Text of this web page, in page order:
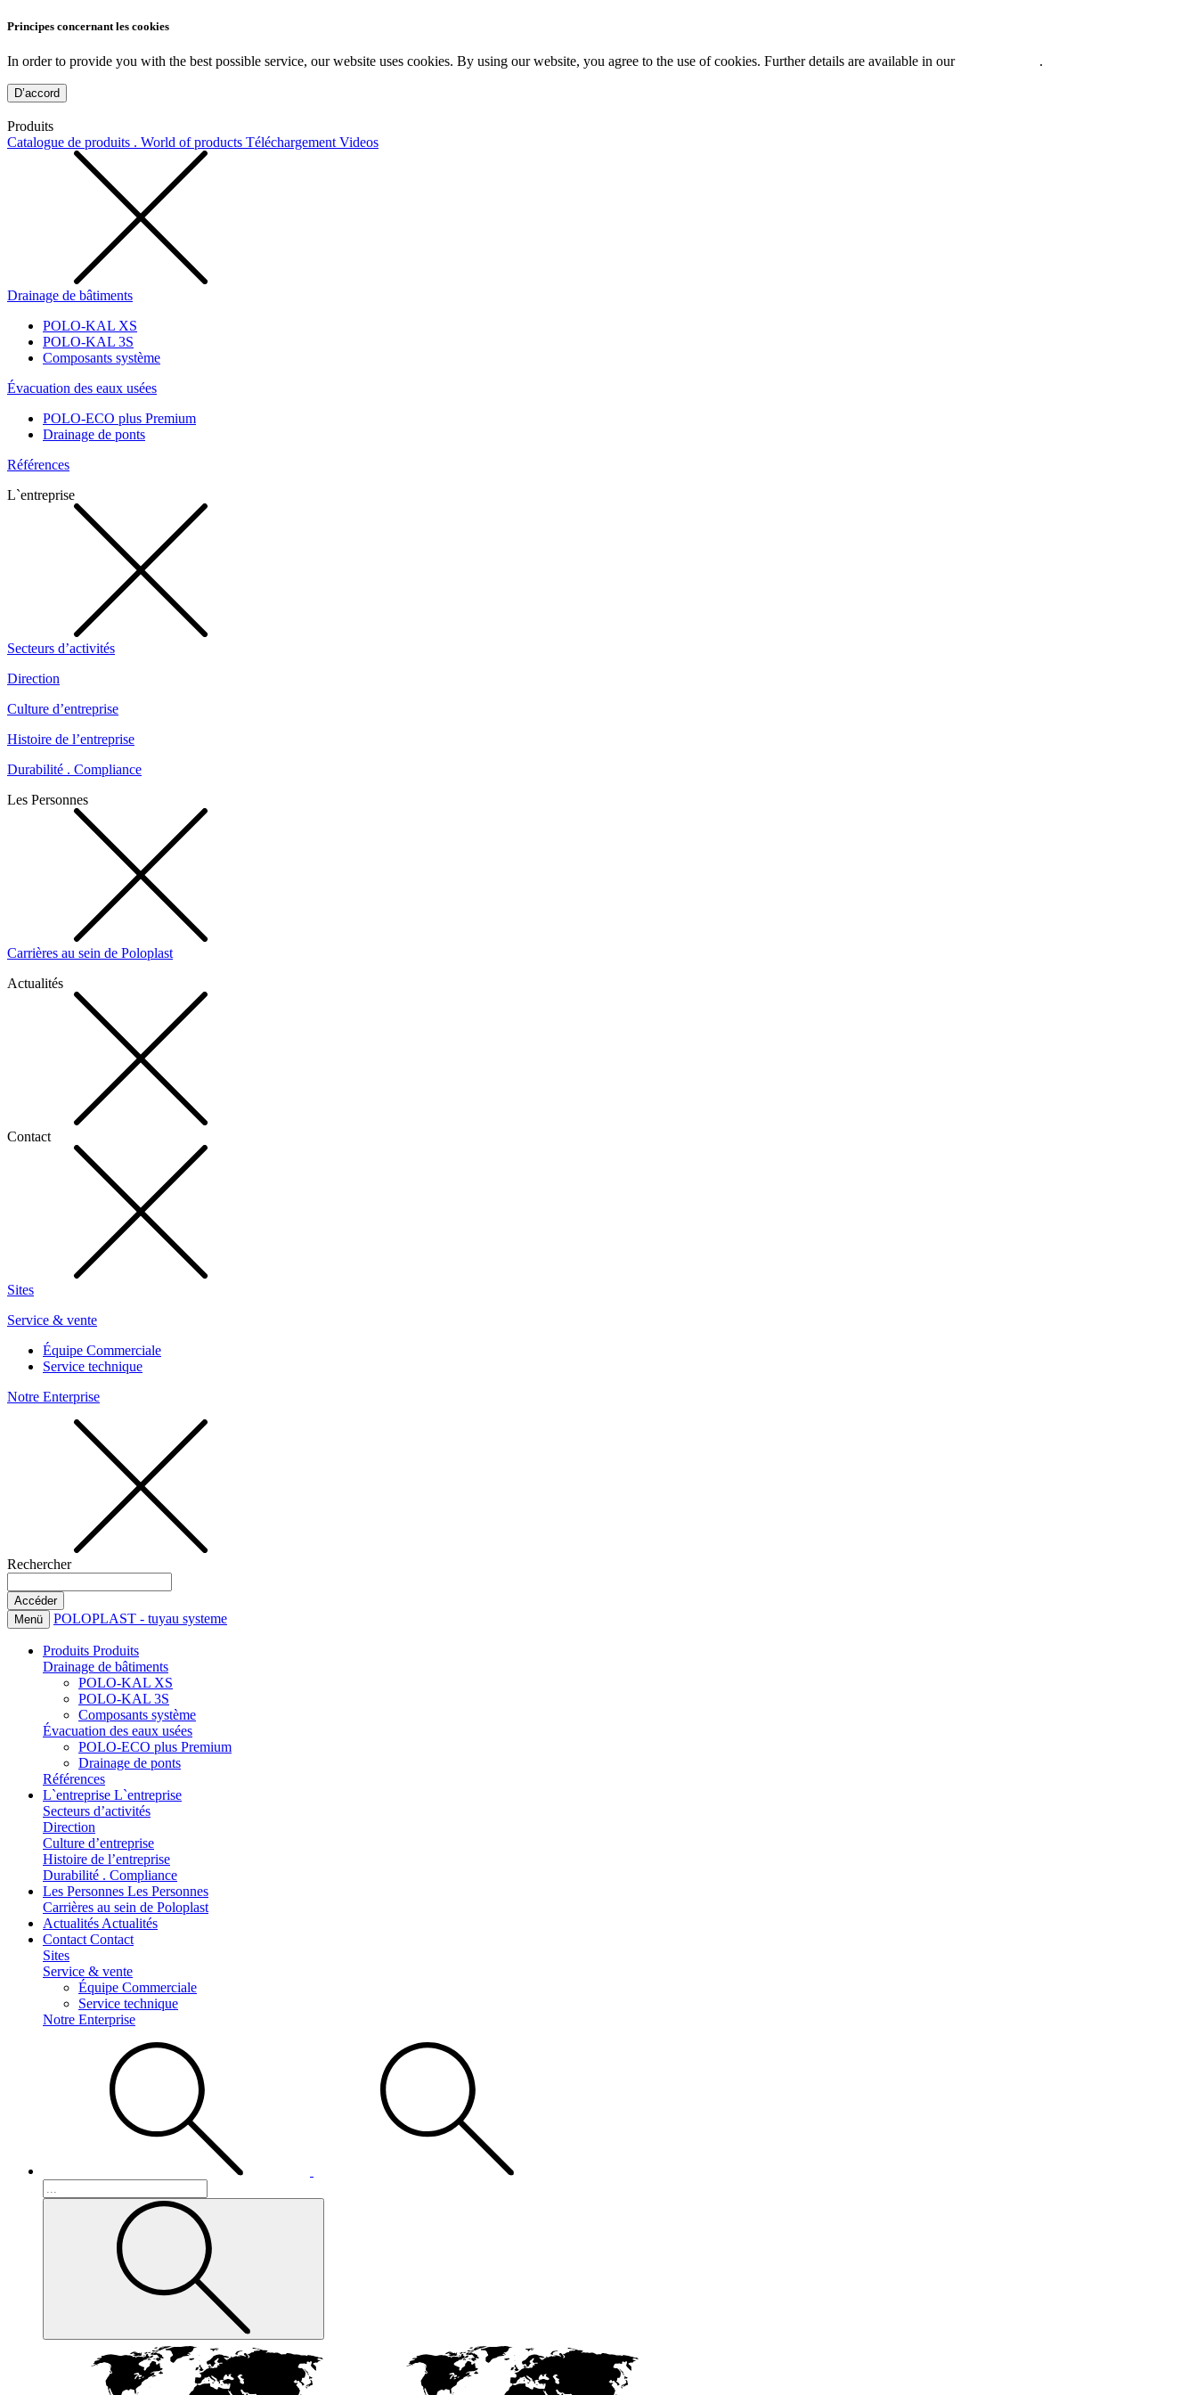
Principes concernant les cookies
In order to provide you with the best possible service, our website uses cookies. By using our website, you agree to the use of cookies. Further details are available in our .
D’accord
Produits
Catalogue de produits . World of products Téléchargement Videos
Drainage de bâtiments
POLO-KAL XS
POLO-KAL 3S
Composants système
Évacuation des eaux usées
POLO-ECO plus Premium
Drainage de ponts
Références
L`entreprise
Secteurs d’activités
Direction
Culture d’entreprise
Histoire de l’entreprise
Durabilité . Compliance
Les Personnes
Carrières au sein de Poloplast
Actualités
Contact
Sites
Service & vente
Équipe Commerciale
Service technique
Notre Enterprise
Rechercher
Menü POLOPLAST - tuyau systeme
Produits Produits
Drainage de bâtiments
POLO-KAL XS
POLO-KAL 3S
Composants système
Évacuation des eaux usées
POLO-ECO plus Premium
Drainage de ponts
Références
L`entreprise L`entreprise
Secteurs d’activités
Direction
Culture d’entreprise
Histoire de l’entreprise
Durabilité . Compliance
Les Personnes Les Personnes
Carrières au sein de Poloplast
Actualités Actualités
Contact Contact
Sites
Service & vente
Équipe Commerciale
Service technique
Notre Enterprise